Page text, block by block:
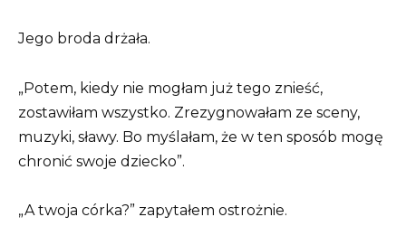
Jego broda drżała.
„Potem, kiedy nie mogłam już tego znieść,
zostawiłam wszystko. Zrezygnowałam ze sceny,
muzyki, sławy. Bo myślałam, że w ten sposób mogę
chronić swoje dziecko”.
„A twoja córka?” zapytałem ostrożnie.